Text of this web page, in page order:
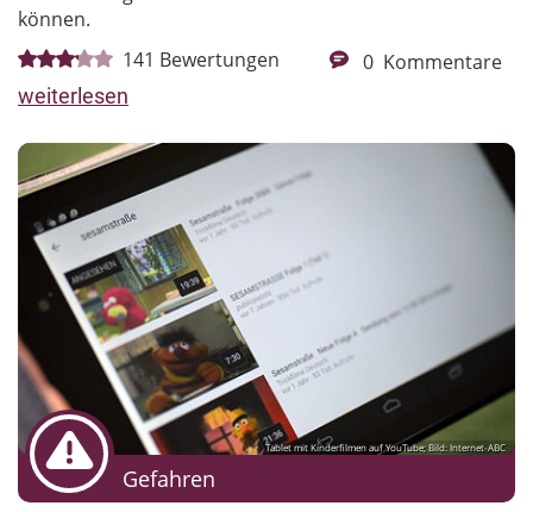
können.
141 Bewertungen 0 Kommentare
weiterlesen
Tablet mit Kinderfilmen auf YouTube; Bild: Internet-ABC
Gefahren